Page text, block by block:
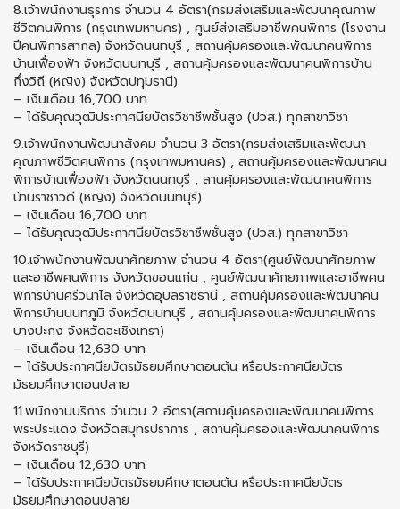
8.เจ้าพนักงานธุรการ จำนวน 4 อัตรา(กรมส่งเสริมและพัฒนาคุณภาพ
ชีวิตคนพิการ (กรุงเทพมหานคร) , ศูนย์ส่งเสริมอาชีพคนพิการ (โรงงาน
ปีคนพิการสากล) จังหวัดนนทบุรี , สถานคุ้มครองและพัฒนาคนพิการ
บ้านเฟื่องฟ้า จังหวัดนนทบุรี , สถานคุ้มครองและพัฒนาคนพิการบ้าน
กึ่งวิถี (หญิง) จังหวัดปทุมธานี)
– เงินเดือน 16,700 บาท
– ได้รับคุณวุฒิประกาศนียบัตรวิชาชีพชั้นสูง (ปวส.) ทุกสาขาวิชา
9.เจ้าพนักงานพัฒนาสังคม จำนวน 3 อัตรา(กรมส่งเสริมและพัฒนา
คุณภาพชีวิตคนพิการ (กรุงเทพมหานคร) , สถานคุ้มครองและพัฒนาคน
พิการบ้านเฟื่องฟ้า จังหวัดนนทบุรี , สานคุ้มครองและพัฒนาคนพิการ
บ้านราชาวดี (หญิง) จังหวัดนนทบุรี)
– เงินเดือน 16,700 บาท
– ได้รับคุณวุฒิประกาศนียบัตรวิชาชีพชั้นสูง (ปวส.) ทุกสาขาวิชา
10.เจ้าพนักงานพัฒนาศักยภาพ จำนวน 4 อัตรา(ศูนย์พัฒนาศักยภาพ
และอาชีพคนพิการ จังหวัดขอนแก่น , ศูนย์พัฒนาศักยภาพและอาชีพคน
พิการบ้านศรีวนาไล จังหวัดอุบลราชธานี , สถานคุ้มครองและพัฒนาคน
พิการบ้านนนทภูมิ จังหวัดนนทบุรี , สถานคุ้มครองและพัฒนาคนพิการ
บางปะกง จังหวัดฉะเชิงเทรา)
– เงินเดือน 12,630 บาท
– ได้รับประกาศนียบัตรมัธยมศึกษาตอนต้น หรือประกาศนียบัตร
มัธยมศึกษาตอนปลาย
11.พนักงานบริการ จำนวน 2 อัตรา(สถานคุ้มครองและพัฒนาคนพิการ
พระประแดง จังหวัดสมุทรปราการ , สถานคุ้มครองและพัฒนาคนพิการ
จังหวัดราชบุรี)
– เงินเดือน 12,630 บาท
– ได้รับประกาศนียบัตรมัธยมศึกษาตอนต้น หรือประกาศนียบัตร
มัธยมศึกษาตอนปลาย